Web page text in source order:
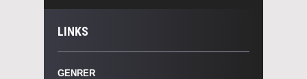
LINKS
GENRER